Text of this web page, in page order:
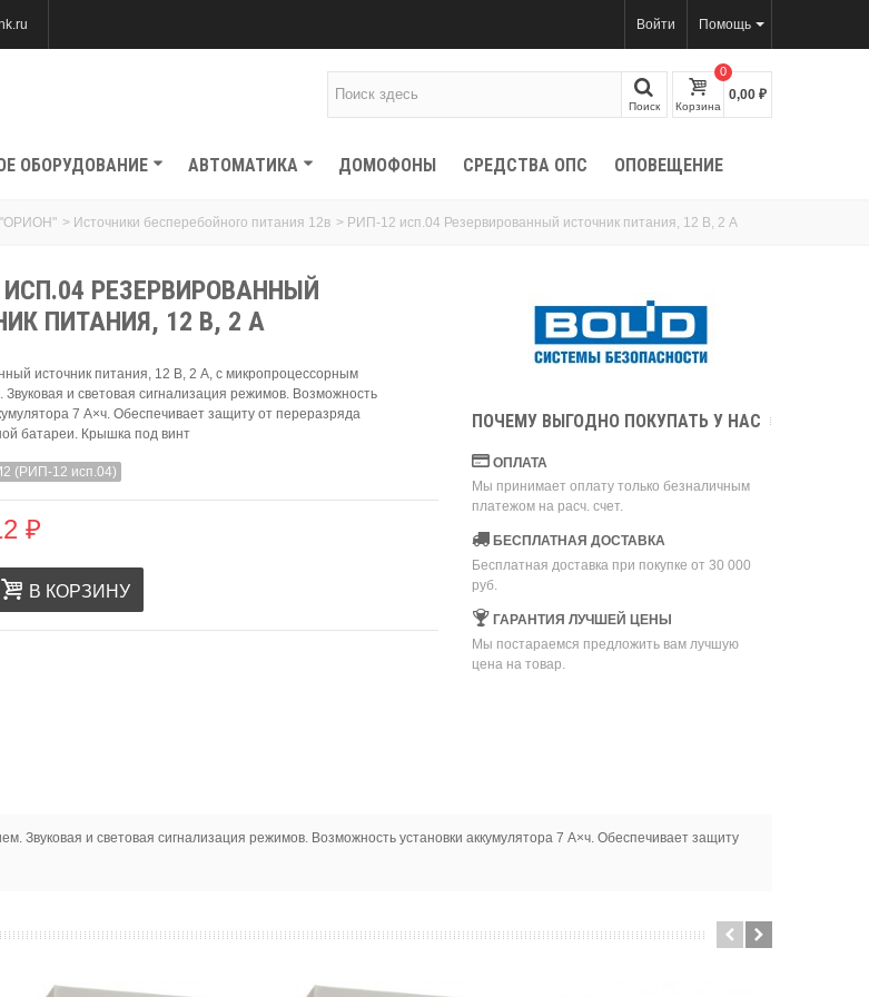
Помощь
Войти
Поиск Корзина
0
0,00 ₽
ОБОРУДОВАНИЕ АВТОМАТИКА ДОМОФОНЫ СРЕДСТВА ОПС ОПОВЕЩЕНИЕ
"ОРИОН" > Источники бесперебойного питания 12в > РИП-12 исп.04 Резервированный источник питания, 12 В, 2 А
РЕЗЕРВИРОВАННЫЙ
ПИТАНИЯ, 12 В, 2 А
источник питания, 12 В, 2 А, с микропроцессорным
Звуковая и световая сигнализация режимов. Возможность
7 А×ч. Обеспечивает защиту от переразряда
батареи. Крышка под винт
(РИП-12 исп.04)
₽
В КОРЗИНУ
ПОЧЕМУ ВЫГОДНО ПОКУПАТЬ У НАС
ОПЛАТА
Мы принимает оплату только безналичным
платежом на расч. счет.
БЕСПЛАТНАЯ ДОСТАВКА
Бесплатная доставка при покупке от 30 000
руб.
ГАРАНТИЯ ЛУЧШЕЙ ЦЕНЫ
Мы постараемся предложить вам лучшую
цена на товар.
Звуковая и световая сигнализация режимов. Возможность установки аккумулятора 7 А×ч. Обеспечивает защиту